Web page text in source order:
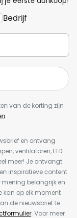
Bedrijf
van de korting zijn
.
en ontvang
ventilatoren, LED-
meer! Je ontvangt
inspiratieve content.
belangrijk en
kan op elk moment
de nieuwsbrief te
. Voor meer